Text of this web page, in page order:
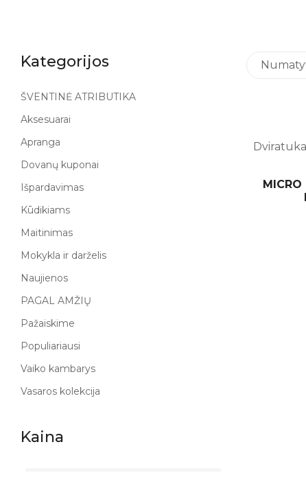
Kategorijos
ŠVENTINĖ ATRIBUTIKA
Aksesuarai
Apranga
Dovanų kuponai
Išpardavimas
Kūdikiams
Maitinimas
Mokykla ir darželis
Naujienos
PAGAL AMŽIŲ
Pažaiskime
Populiariausi
Vaiko kambarys
Vasaros kolekcija
Kaina